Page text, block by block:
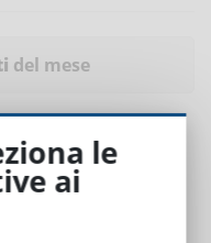
del mese
le
ai